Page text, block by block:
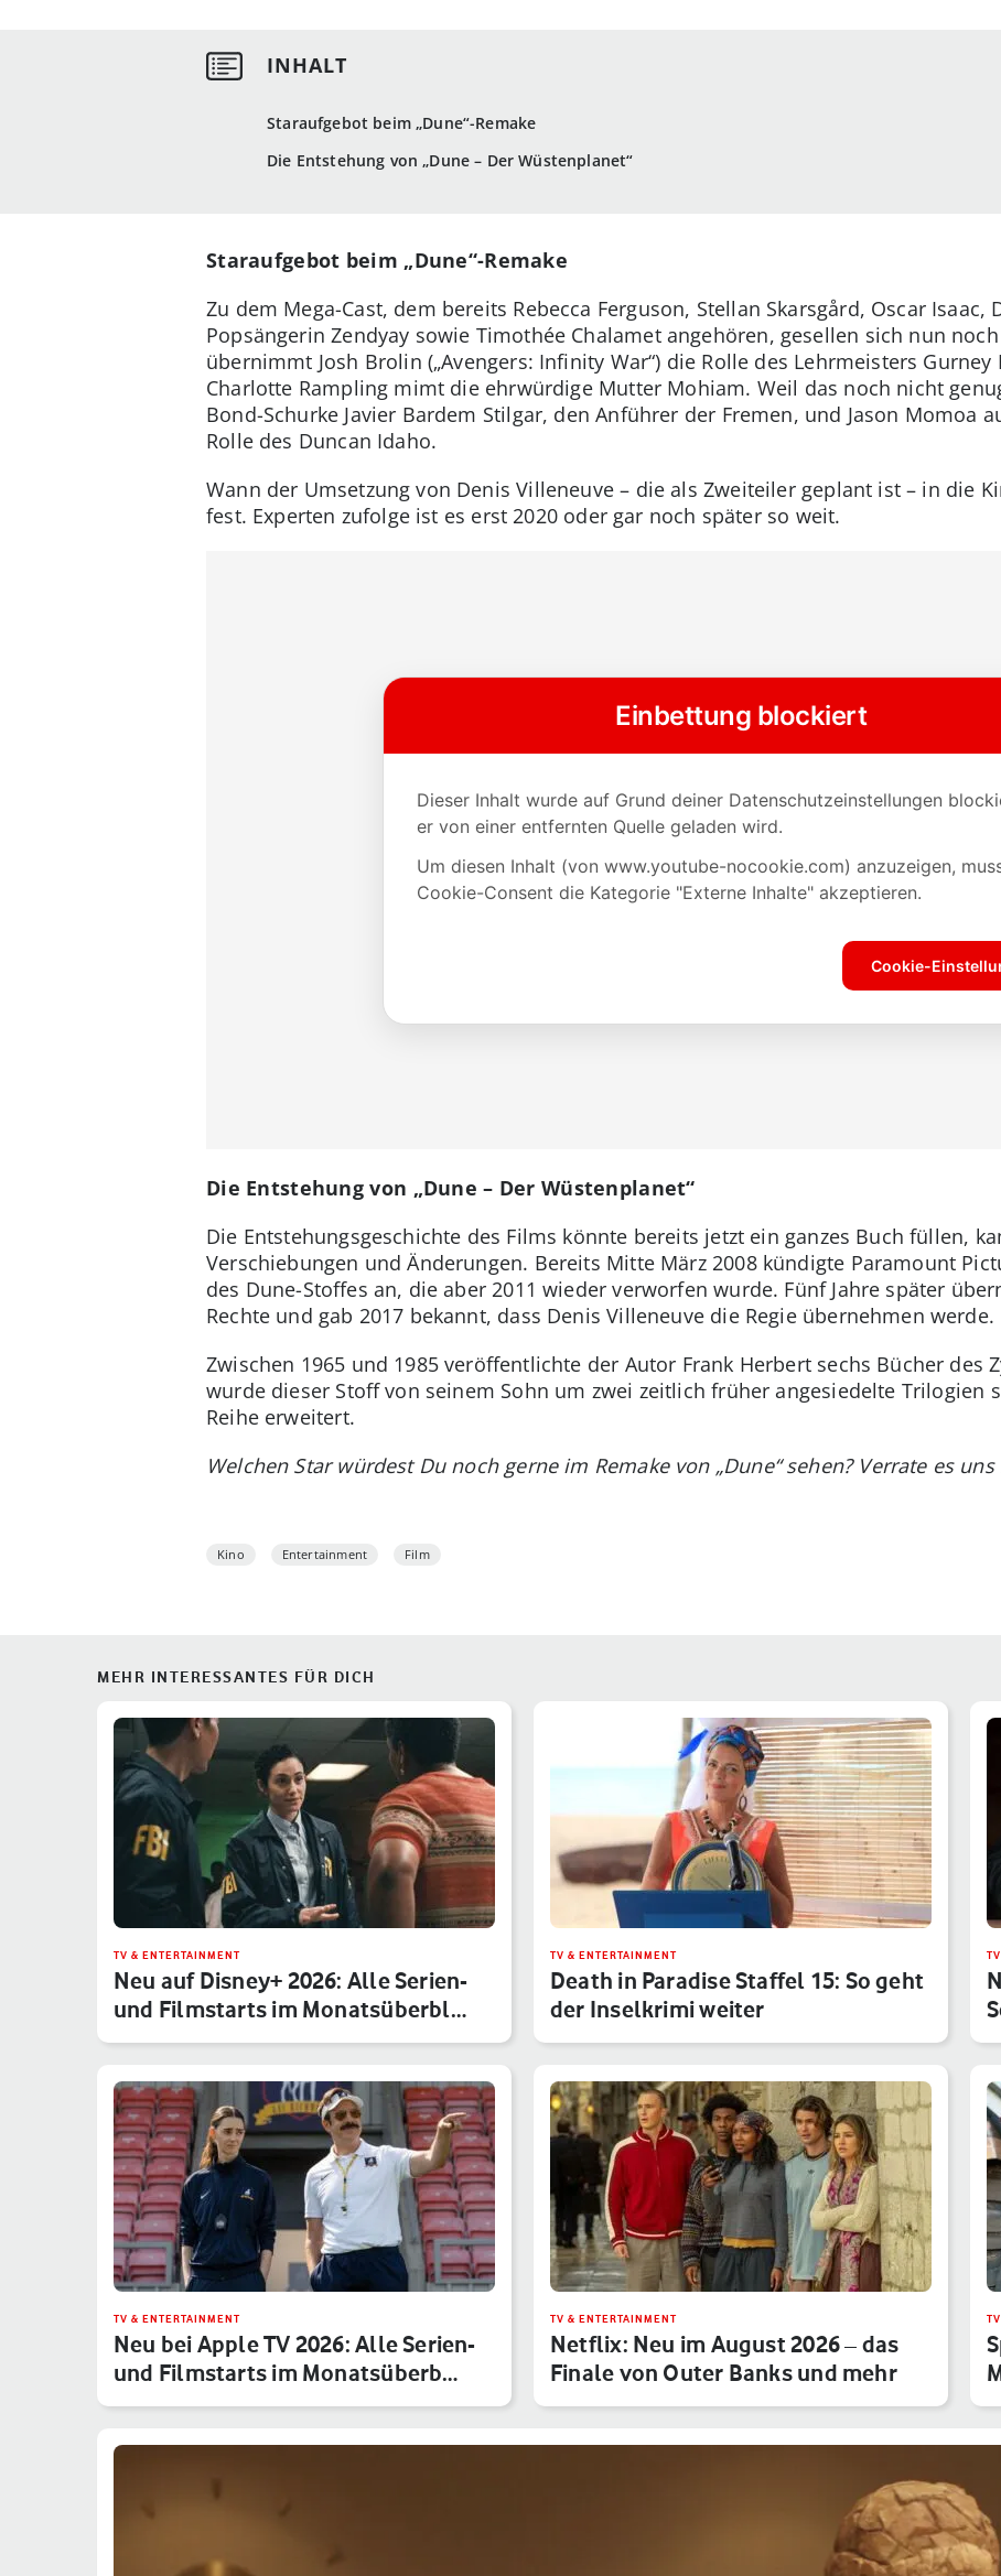
Staraufgebot beim „Dune“-Remake
Die Entstehung von „Dune – Der Wüstenplanet“
Staraufgebot beim „Dune“-Remake
Zu dem Mega-Cast, dem bereits Rebecca Ferguson, Stellan Skarsgård, Oscar Isaac,
Popsängerin Zendyay sowie Timothée Chalamet angehören, gesellen sich nun
übernimmt Josh Brolin („Avengers: Infinity War“) die Rolle des Lehrmeisters
Charlotte Rampling mimt die ehrwürdige Mutter Mohiam. Weil das noch nicht
Bond-Schurke Javier Bardem Stilgar, den Anführer der Fremen, und Jason Momoa
Rolle des Duncan Idaho.
Wann der Umsetzung von Denis Villeneuve – die als Zweiteiler geplant ist – in die
fest. Experten zufolge ist es erst 2020 oder gar noch später so weit.
Die Entstehung von „Dune – Der Wüstenplanet“
Die Entstehungsgeschichte des Films könnte bereits jetzt ein ganzes Buch füllen,
Verschiebungen und Änderungen. Bereits Mitte März 2008 kündigte Paramount
des Dune-Stoffes an, die aber 2011 wieder verworfen wurde. Fünf Jahre später
Rechte und gab 2017 bekannt, dass Denis Villeneuve die Regie übernehmen werde.
Zwischen 1965 und 1985 veröffentlichte der Autor Frank Herbert sechs Bücher des
wurde dieser Stoff von seinem Sohn um zwei zeitlich früher angesiedelte Trilogien
Reihe erweitert.
Welchen Star würdest Du noch gerne im Remake von „Dune“ sehen? Verrate es
Kino Entertainment Film
MEHR INTERESSANTES FÜR DICH
TV & ENTERTAINMENT
Neu auf Disney+ 2026: Alle Serien-
und Filmstarts im Monatsüberbl…
TV & ENTERTAINMENT
Death in Paradise Staffel 15: So geht
der Inselkrimi weiter
TV & ENTERTAINMENT
Neu bei Apple TV 2026: Alle Serien-
und Filmstarts im Monatsüberb…
TV & ENTERTAINMENT
Netflix: Neu im August 2026 – das
Finale von Outer Banks und mehr